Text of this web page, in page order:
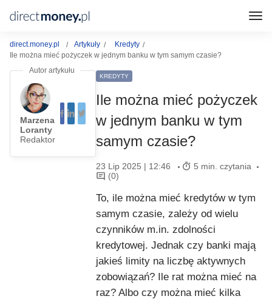
direct.money.pl Artykuły
Kredyty
Ile można mieć pożyczek w jednym banku w tym samym czasie?
Marzena
Loranty
Redaktor
KREDYTY
Ile można mieć pożyczek
w jednym banku w tym
samym czasie?
23 Lip 2025 | 12:46
5 min. czytania
(0)
To, ile można mieć kredytów w tym
samym czasie, zależy od wielu
czynników m.in. zdolności
kredytowej. Jednak czy banki mają
jakieś limity na liczbę aktywnych
zobowiązań? Ile rat można mieć na
raz? Albo czy można mieć kilka